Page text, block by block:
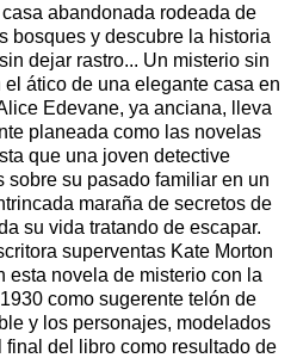
abandonada rodeada de
bosques y descubre la historia
dejar rastro... Un misterio sin
ático de una elegante casa en
Edevane, ya anciana, lleva
planeada como las novelas
que una joven detective
sobre su pasado familiar en un
maraña de secretos de
su vida tratando de escapar.
superventas Kate Morton
esta novela de misterio con la
como sugerente telón de
y los personajes, modelados
del libro como resultado de